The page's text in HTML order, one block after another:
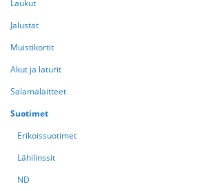
Laukut
Jalustat
Muistikortit
Akut ja laturit
Salamalaitteet
Suotimet
Erikoissuotimet
Lähilinssit
ND